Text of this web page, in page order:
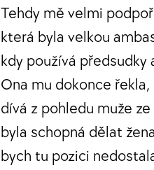
Tehdy mě velmi
která byla velkou
kdy používá předsudky
Ona mu dokonce
dívá z pohledu muže
byla schopná dělat
bych tu pozici